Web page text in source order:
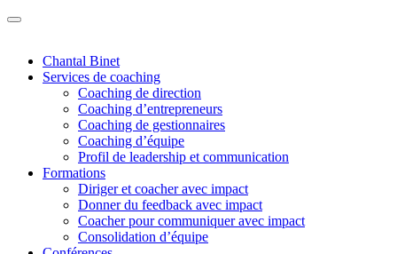
Chantal Binet
Services de coaching
Coaching de direction
Coaching d’entrepreneurs
Coaching de gestionnaires
Coaching d’équipe
Profil de leadership et communication
Formations
Diriger et coacher avec impact
Donner du feedback avec impact
Coacher pour communiquer avec impact
Consolidation d’équipe